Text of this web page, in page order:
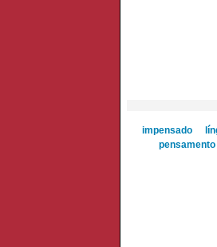
impensado
pensamento